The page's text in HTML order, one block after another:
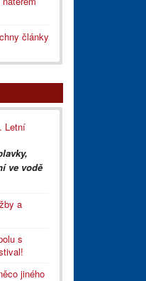
články
Letní
ve vodě
a
s
jiného